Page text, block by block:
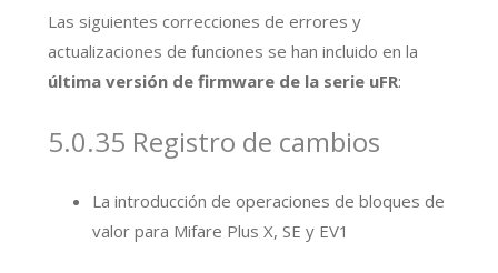
Las siguientes correcciones de errores y
actualizaciones de funciones se han incluido en la
última versión de firmware de la serie uFR:
5.0.35 Registro de cambios
La introducción de operaciones de bloques de
valor para Mifare Plus X, SE y EV1